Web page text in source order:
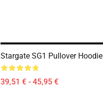
Stargate SG1 Pullover Hoodie
39,51 € - 45,95 €